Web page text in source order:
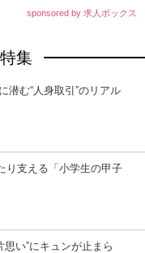
sponsored by 求人ボックス
集
潜む“人身取引”のリアル
り支える「小学生の甲子
い”にキュンが止まら